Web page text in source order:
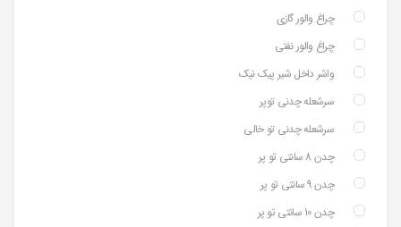
چراغ والور گازی
چراغ والور نفتی
واشر داخل شیر پیک نیک
سرشعله چدنی توپر
سرشعله چدنی تو خالی
چدن 8 سانتی تو پر
چدن 9 سانتی تو پر
چدن 10 سانتی تو پر